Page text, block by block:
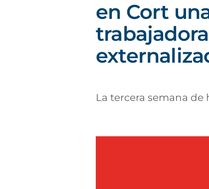
en Cort
La tercera semana